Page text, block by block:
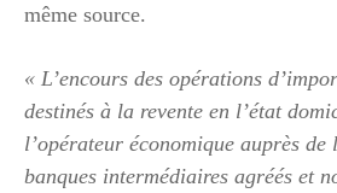
même source.
« L’encours des opérations
destinés à la revente en l’état
l’opérateur économique auprès de
banques intermédiaires agréés et